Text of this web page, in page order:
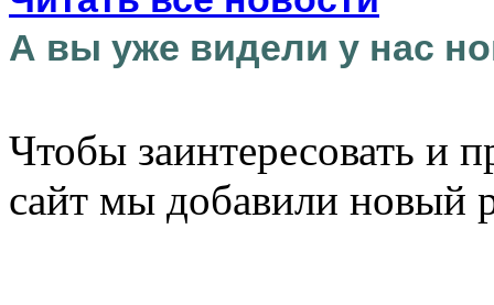
А вы уже видели у нас
Чтобы заинтересовать и
сайт мы добавили новый